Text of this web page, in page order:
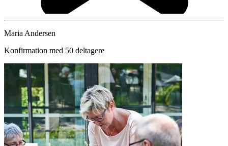
Maria Andersen
Konfirmation med 50 deltagere